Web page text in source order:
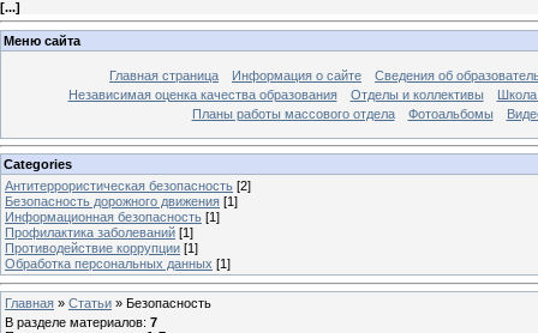
[...]
Меню сайта
Главная страница Информация о сайте
Сведения об
Независимая оценка качества образования
Отделы и коллективы
Школа
Планы работы массового отдела
Фотоальбомы
Categories
Антитеррористическая безопасность [2]
Безопасность дорожного движения [1]
Информационная безопасность [1]
Профилактика заболеваний [1]
Противодействие коррупции [1]
Обработка персональных данных [1]
Главная » Статьи » Безопасность
В разделе материалов: 7